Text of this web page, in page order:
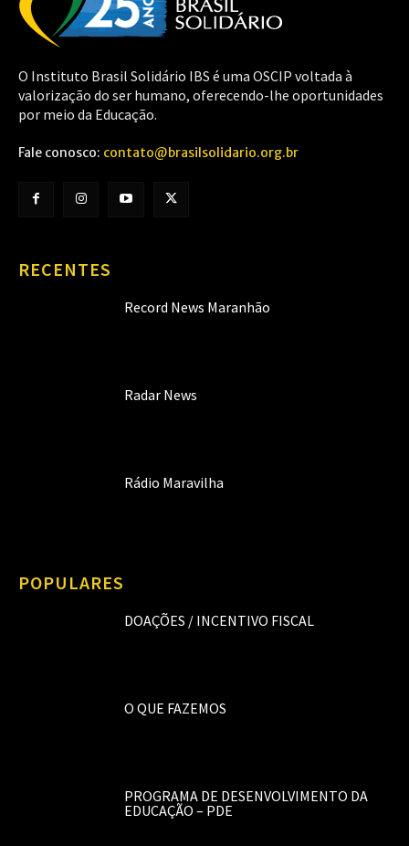
O Instituto Brasil Solidário IBS é uma OSCIP voltada à
valorização do ser humano, oferecendo-lhe oportunidades
por meio da Educação.
Fale conosco: contato@brasilsolidario.org.br
RECENTES
Record News Maranhão
Radar News
Rádio Maravilha
POPULARES
DOAÇÕES / INCENTIVO FISCAL
O QUE FAZEMOS
PROGRAMA DE DESENVOLVIMENTO DA
EDUCAÇÃO – PDE